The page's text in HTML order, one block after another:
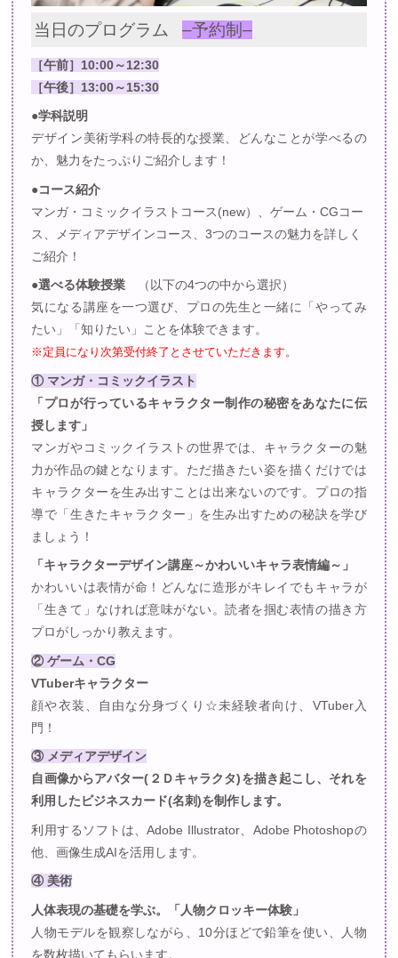
当日のプログラム–予約制–
［午前］10:00～12:30
［午後］13:00～15:30
●学科説明
デザイン美術学科の特長的な授業、どんなことが学べるの
か、魅力をたっぷりご紹介します！
●コース紹介
マンガ・コミックイラストコース(new）、ゲーム・CGコー
ス、メディアデザインコース、3つのコースの魅力を詳しく
ご紹介！
●選べる体験授業 （以下の4つの中から選択）
気になる講座を一つ選び、プロの先生と一緒に「やってみ
たい」「知りたい」ことを体験できます。
※定員になり次第受付終了とさせていただきます。
① マンガ・コミックイラスト
「プロが行っているキャラクター制作の秘密をあなたに伝
授します」
マンガやコミックイラストの世界では、キャラクターの魅
力が作品の鍵となります。ただ描きたい姿を描くだけでは
キャラクターを生み出すことは出来ないのです。プロの指
導で「生きたキャラクター」を生み出すための秘訣を学び
ましょう！
「キャラクターデザイン講座～かわいいキャラ表情編～」
かわいいは表情が命！どんなに造形がキレイでもキャラが
「生きて」なければ意味がない。読者を掴む表情の描き方
プロがしっかり教えます。
② ゲーム・CG
VTuberキャラクター
顔や衣装、自由な分身づくり☆未経験者向け、VTuber入
門！
③ メディアデザイン
自画像からアバター(２Ｄキャラクタ)を描き起こし、それを
利用したビジネスカード(名刺)を制作します。
利用するソフトは、Adobe Illustrator、Adobe Photoshopの
他、画像生成AIを活用します。
④ 美術
人体表現の基礎を学ぶ。「人物クロッキー体験」
人物モデルを観察しながら、10分ほどで鉛筆を使い、人物
を数枚描いてもらいます。